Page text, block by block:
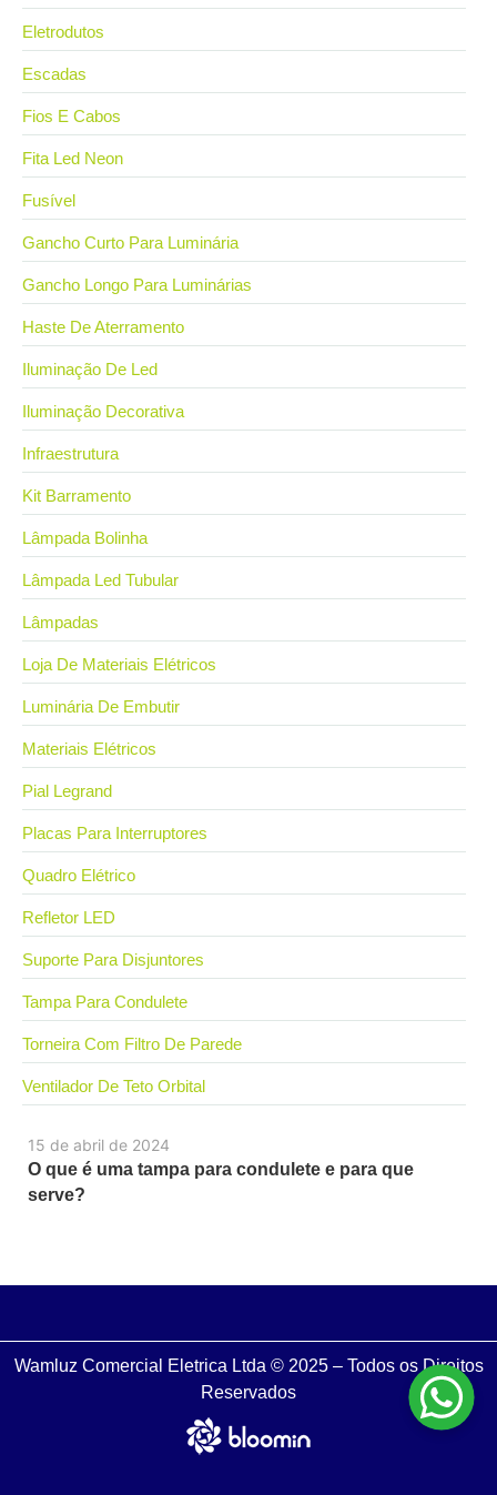
15 de abril de 2024
O que é uma tampa para condulete e para que
serve?
Eletrodutos
Escadas
Fios E Cabos
Fita Led Neon
Fusível
Gancho Curto Para Luminária
Gancho Longo Para Luminárias
Haste De Aterramento
Iluminação De Led
Iluminação Decorativa
Infraestrutura
Kit Barramento
Lâmpada Bolinha
Lâmpada Led Tubular
Lâmpadas
Loja De Materiais Elétricos
Luminária De Embutir
Materiais Elétricos
Pial Legrand
Placas Para Interruptores
Quadro Elétrico
Refletor LED
Suporte Para Disjuntores
Tampa Para Condulete
Torneira Com Filtro De Parede
Ventilador De Teto Orbital
Wamluz Comercial Eletrica Ltda © 2025 – Todos os Direitos
Reservados